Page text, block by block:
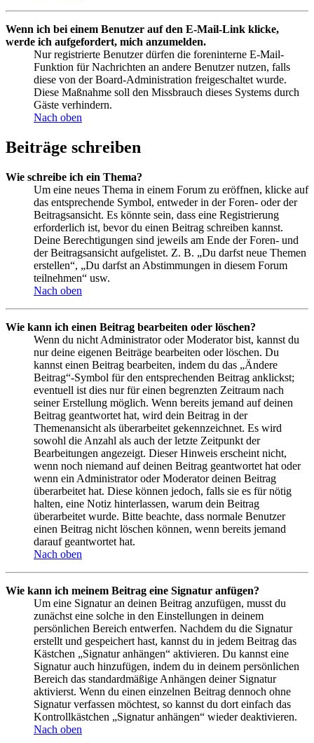
Wenn ich bei einem Benutzer auf den E-Mail-Link klicke,
werde ich aufgefordert, mich anzumelden.
Nur registrierte Benutzer dürfen die foreninterne E-Mail-
Funktion für Nachrichten an andere Benutzer nutzen, falls
diese von der Board-Administration freigeschaltet wurde.
Diese Maßnahme soll den Missbrauch dieses Systems durch
Gäste verhindern.
Nach oben
Beiträge schreiben
Wie schreibe ich ein Thema?
Um eine neues Thema in einem Forum zu eröffnen, klicke auf
das entsprechende Symbol, entweder in der Foren- oder der
Beitragsansicht. Es könnte sein, dass eine Registrierung
erforderlich ist, bevor du einen Beitrag schreiben kannst.
Deine Berechtigungen sind jeweils am Ende der Foren- und
der Beitragsansicht aufgelistet. Z. B. „Du darfst neue Themen
erstellen“, „Du darfst an Abstimmungen in diesem Forum
teilnehmen“ usw.
Nach oben
Wie kann ich einen Beitrag bearbeiten oder löschen?
Wenn du nicht Administrator oder Moderator bist, kannst du
nur deine eigenen Beiträge bearbeiten oder löschen. Du
kannst einen Beitrag bearbeiten, indem du das „Ändere
Beitrag“-Symbol für den entsprechenden Beitrag anklickst;
eventuell ist dies nur für einen begrenzten Zeitraum nach
seiner Erstellung möglich. Wenn bereits jemand auf deinen
Beitrag geantwortet hat, wird dein Beitrag in der
Themenansicht als überarbeitet gekennzeichnet. Es wird
sowohl die Anzahl als auch der letzte Zeitpunkt der
Bearbeitungen angezeigt. Dieser Hinweis erscheint nicht,
wenn noch niemand auf deinen Beitrag geantwortet hat oder
wenn ein Administrator oder Moderator deinen Beitrag
überarbeitet hat. Diese können jedoch, falls sie es für nötig
halten, eine Notiz hinterlassen, warum dein Beitrag
überarbeitet wurde. Bitte beachte, dass normale Benutzer
einen Beitrag nicht löschen können, wenn bereits jemand
darauf geantwortet hat.
Nach oben
Wie kann ich meinem Beitrag eine Signatur anfügen?
Um eine Signatur an deinen Beitrag anzufügen, musst du
zunächst eine solche in den Einstellungen in deinem
persönlichen Bereich entwerfen. Nachdem du die Signatur
erstellt und gespeichert hast, kannst du in jedem Beitrag das
Kästchen „Signatur anhängen“ aktivieren. Du kannst eine
Signatur auch hinzufügen, indem du in deinem persönlichen
Bereich das standardmäßige Anhängen deiner Signatur
aktivierst. Wenn du einen einzelnen Beitrag dennoch ohne
Signatur verfassen möchtest, so kannst du dort einfach das
Kontrollkästchen „Signatur anhängen“ wieder deaktivieren.
Nach oben